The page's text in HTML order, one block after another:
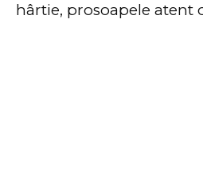
hârtie, prosoapele atent